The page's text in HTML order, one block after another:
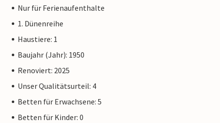
Nur für Ferienaufenthalte
1. Dünenreihe
Haustiere: 1
Baujahr (Jahr): 1950
Renoviert: 2025
Unser Qualitätsurteil: 4
Betten für Erwachsene: 5
Betten für Kinder: 0